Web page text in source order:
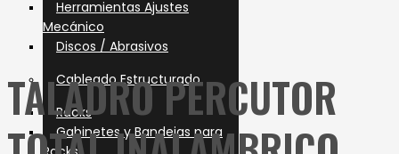
Herramientas Ajustes
Mecánico
Discos / Abrasivos
Cableado Estructurado
Racks
Gabinetes y Bandejas para
TALADRO PERCUTOR